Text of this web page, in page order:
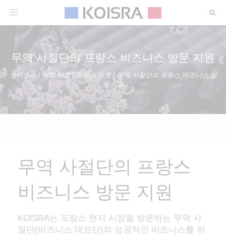
Toggle
무역 사절단의 프랑스 비즈니스 방문 지원
코이스라/해외 마켓/ 프랑스 마켓/ 무역 사절단의 프랑스 비즈니스 방
문 지원
무역 사절단의 프랑스
비즈니스 방문 지원
KOISRA는 프랑스 현지 시장을 방문하는 무역 사
절단(비즈니스 대표단)의 성공적인 비즈니스를 위